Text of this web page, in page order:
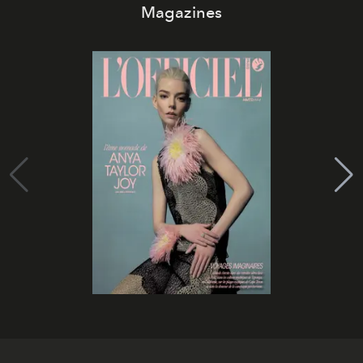
Magazines